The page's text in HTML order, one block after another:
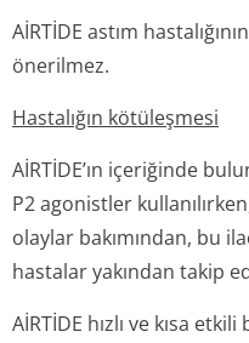
AİRTİDE astım
önerilmez.
Hastalığın kötüleşmesi
AİRTİDE’ın içeriğinde
P2 agonistler
olaylar bakımından, bu
hastalar yakından takip
AİRTİDE hızlı ve kısa